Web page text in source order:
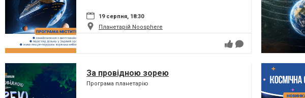
19 серпня, 18:30
Планетарій Noosphere
За провідною зорею
Програма планетарію